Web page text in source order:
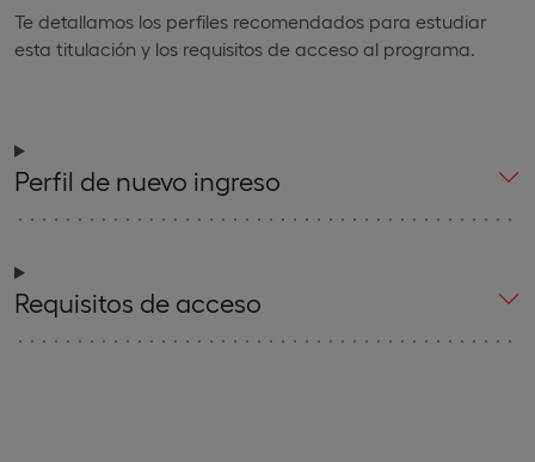
Te detallamos los perfiles recomendados para estudiar
esta titulación y los requisitos de acceso al programa.
Perfil de nuevo ingreso
Requisitos de acceso